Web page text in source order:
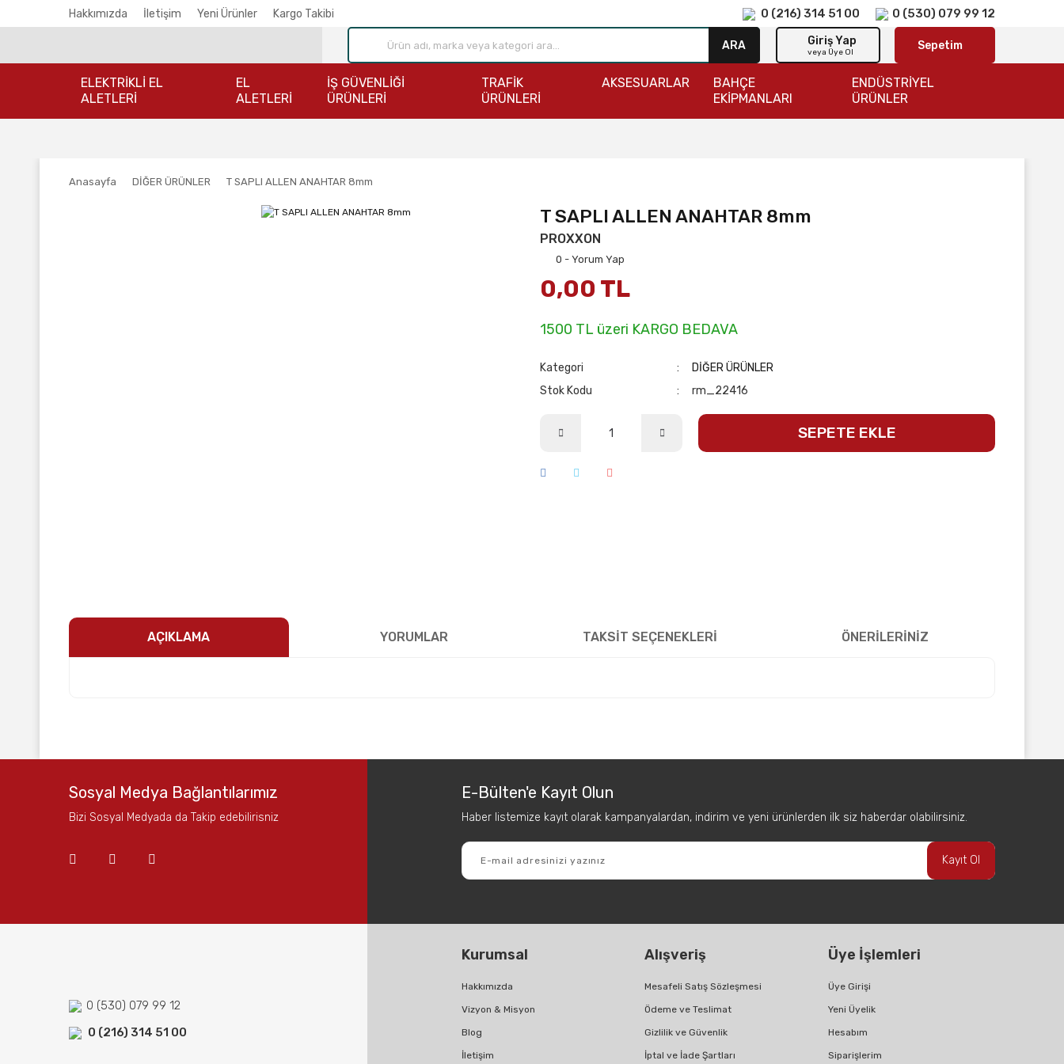
Hakkımızda İletişim Yeni Ürünler Kargo Takibi 0 (216) 314 51 00 0 (530) 079 99 12
ARA Giriş Yap
veya Üye Ol Sepetim
ELEKTRİKLİ EL
ALETLERİ
EL
ALETLERİ
İŞ GÜVENLİĞİ
ÜRÜNLERİ
TRAFİK
ÜRÜNLERİ
AKSESUARLAR
BAHÇE
EKİPMANLARI
ENDÜSTRİYEL
ÜRÜNLER
Anasayfa DİĞER ÜRÜNLER T SAPLI ALLEN ANAHTAR 8mm
T SAPLI ALLEN ANAHTAR 8mm
PROXXON
0 - Yorum Yap
0,00 TL
1500 TL üzeri KARGO BEDAVA
Kategori
DİĞER ÜRÜNLER
Stok Kodu
rm_22416
SEPETE EKLE
AÇIKLAMA YORUMLAR TAKSİT SEÇENEKLERİ ÖNERİLERİNİZ
Yorum Yaz
Ürün açıklamasında eksik bilgiler bulunuyor.
Ürün fiyatı diğer sitelerden daha pahalı.
Sosyal Medya Bağlantılarımız
Bizi Sosyal Medyada da Takip edebilirisniz
E-Bülten'e Kayıt Olun
Haber listemize kayıt olarak kampanyalardan, indirim ve yeni ürünlerden ilk siz haberdar olabilirsiniz.
Kayıt Ol
0 (530) 079 99 12
0 (216) 314 51 00
Kurumsal
Hakkımızda
Vizyon & Misyon
Blog
İletişim
Alışveriş
Mesafeli Satış Sözleşmesi
Ödeme ve Teslimat
Gizlilik ve Güvenlik
İptal ve İade Şartları
Üye İşlemleri
Üye Girişi
Yeni Üyelik
Hesabım
Siparişlerim